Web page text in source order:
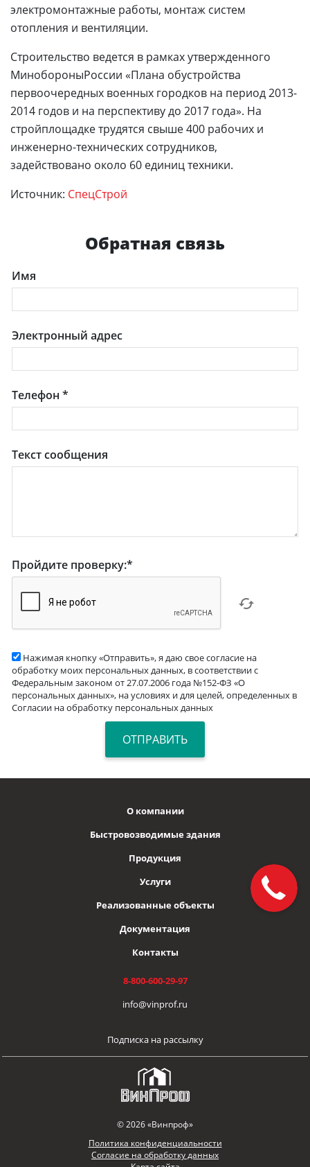
электромонтажные работы, монтаж систем
отопления и вентиляции.
Строительство ведется в рамках утвержденного
МинобороныРоссии «Плана обустройства
первоочередных военных городков на период 2013-
2014 годов и на перспективу до 2017 года». На
стройплощадке трудятся свыше 400 рабочих и
инженерно-технических сотрудников,
задействовано около 60 единиц техники.
Источник: СпецСтрой
Обратная связь
Имя
Электронный адрес
Телефон*
Текст сообщения
Пройдите проверку:*
Нажимая кнопку «Отправить», я даю свое согласие на
обработку моих персональных данных, в соответствии с
Федеральным законом от 27.07.2006 года №152-ФЗ «О
персональных данных», на условиях и для целей, определенных в
Согласии на обработку персональных данных
© 2026 «Винпроф»
Политика конфиденциальности
Согласие на обработку данных
О компании
Быстровозводимые здания
Продукция
Услуги
Реализованные объекты
Документация
Контакты
8-800-600-29-97
info@vinprof.ru
Подписка на рассылку